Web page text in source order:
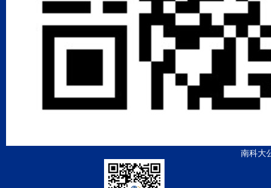
南科大